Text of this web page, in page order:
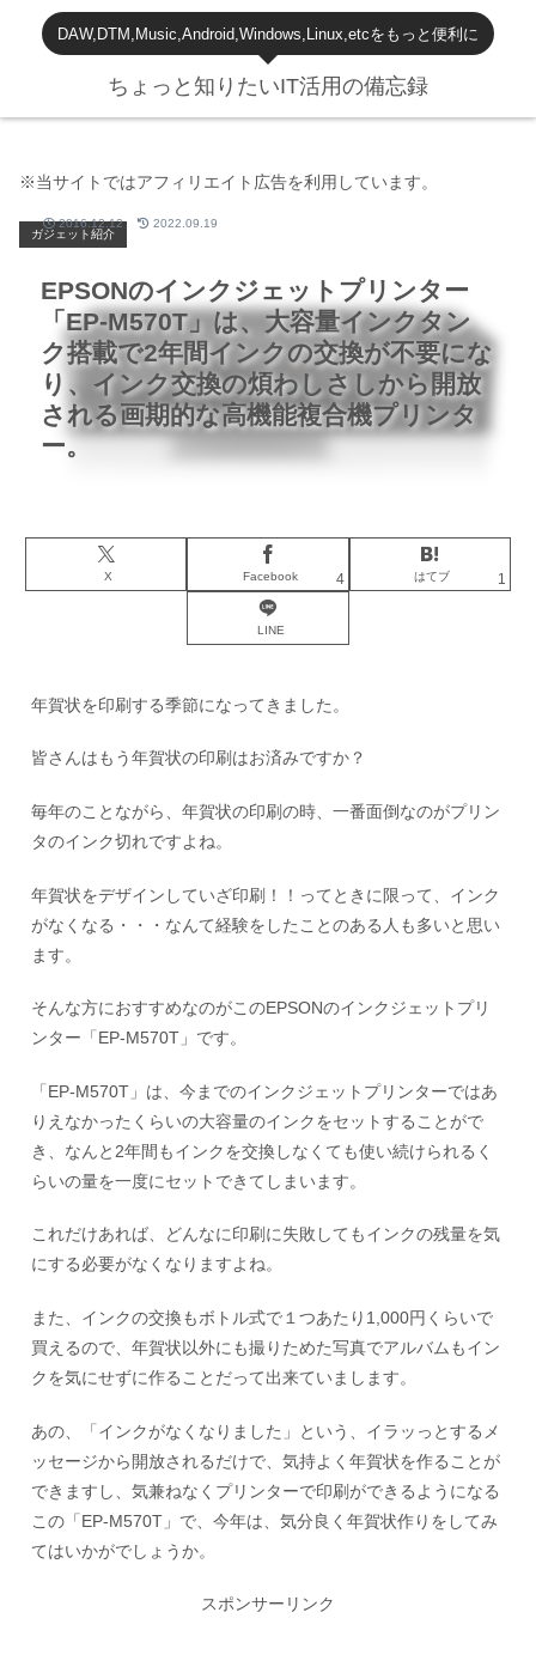
DAW,DTM,Music,Android,Windows,Linux,etcをもっと便利に
ちょっと知りたいIT活用の備忘録
EPSONのインクジェットプリンター
「EP-M570T」は、大容量インクタン
ク搭載で2年間インクの交換が不要にな
り、インク交換の煩わしさしから開放
される画期的な高機能複合機プリンタ
ー。
※当サイトではアフィリエイト広告を利用しています。
ガジェット紹介
X Facebook 4 はてブ 1
LINE
2016.12.12 2022.09.19
年賀状を印刷する季節になってきました。
皆さんはもう年賀状の印刷はお済みですか？
毎年のことながら、年賀状の印刷の時、一番面倒なのがプリン
タのインク切れですよね。
年賀状をデザインしていざ印刷！！ってときに限って、インク
がなくなる・・・なんて経験をしたことのある人も多いと思い
ます。
そんな方におすすめなのがこのEPSONのインクジェットプリ
ンター「EP-M570T」です。
「EP-M570T」は、今までのインクジェットプリンターではあ
りえなかったくらいの大容量のインクをセットすることがで
き、なんと2年間もインクを交換しなくても使い続けられるく
らいの量を一度にセットできてしまいます。
これだけあれば、どんなに印刷に失敗してもインクの残量を気
にする必要がなくなりますよね。
また、インクの交換もボトル式で１つあたり1,000円くらいで
買えるので、年賀状以外にも撮りためた写真でアルバムもイン
クを気にせずに作ることだって出来ていまします。
あの、「インクがなくなりました」という、イラッっとするメ
ッセージから開放されるだけで、気持よく年賀状を作ることが
できますし、気兼ねなくプリンターで印刷ができるようになる
この「EP-M570T」で、今年は、気分良く年賀状作りをしてみ
てはいかがでしょうか。
スポンサーリンク